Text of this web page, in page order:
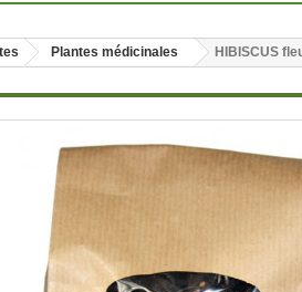
Plantes médicinales HIBISCUS